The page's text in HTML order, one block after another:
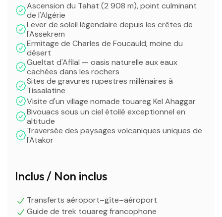
Ascension du Tahat (2 908 m), point culminant
de l'Algérie
Lever de soleil légendaire depuis les crêtes de
l'Assekrem
Ermitage de Charles de Foucauld, moine du
désert
Gueltat d'Afilal — oasis naturelle aux eaux
cachées dans les rochers
Sites de gravures rupestres millénaires à
Tissalatine
Visite d'un village nomade touareg Kel Ahaggar
Bivouacs sous un ciel étoilé exceptionnel en
altitude
Traversée des paysages volcaniques uniques de
l'Atakor
Inclus / Non inclus
Transferts aéroport–gîte–aéroport
Guide de trek touareg francophone